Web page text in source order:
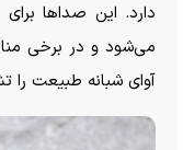
دارد. این صدا‌ها
می‌شود و در برخی
آوای شبانه طبیعت